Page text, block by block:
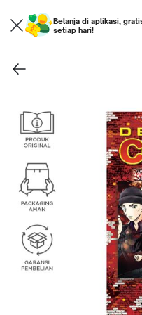
Belanja di aplikasi,
setiap hari!